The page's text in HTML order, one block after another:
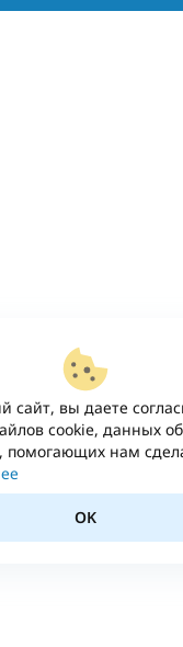
сайт, вы даете
cookie, данных
нам
OK